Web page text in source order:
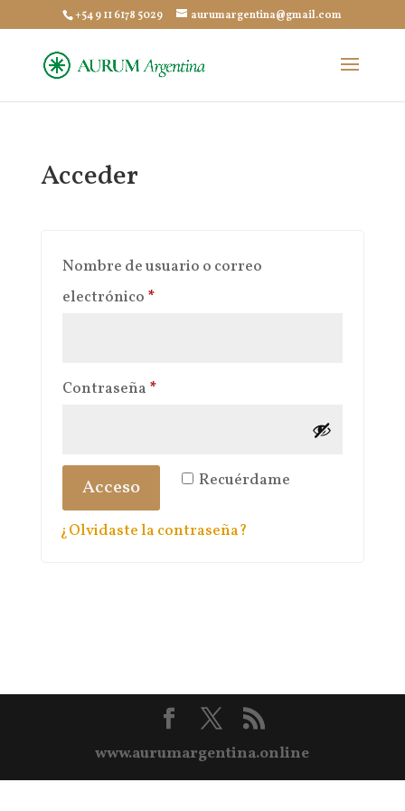
+54 9 11 6178 5029 aurumargentina@gmail.com
Acceder
Nombre de usuario o correo
electrónico *Obligatorio
Contraseña *Obligatorio
Recuérdame
Acceso
¿Olvidaste la contraseña?
www.aurumargentina.online